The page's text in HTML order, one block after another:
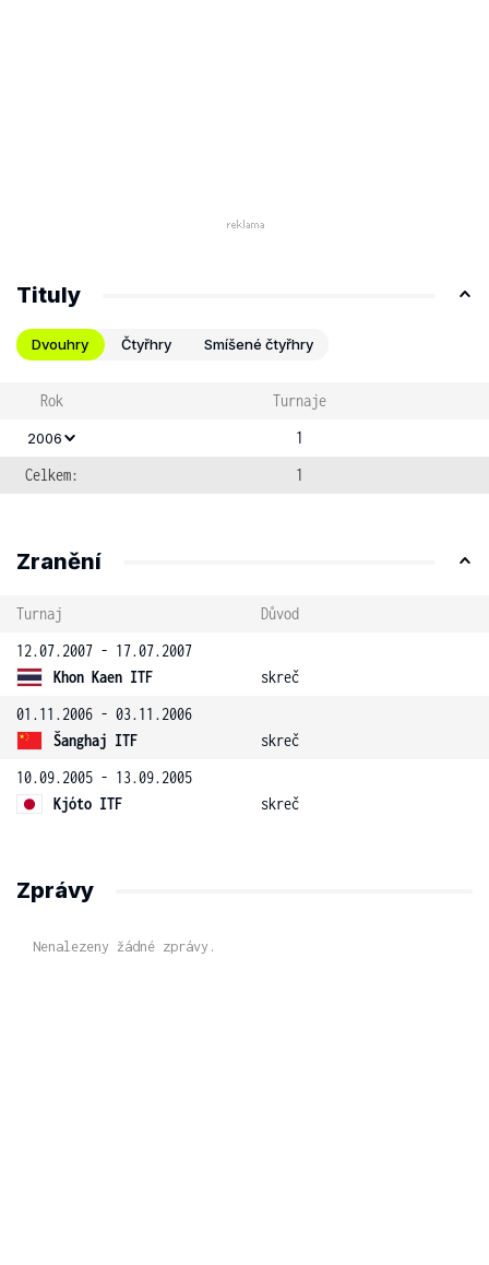
Tituly
Dvouhry Čtyřhry Smíšené čtyřhry
Rok Turnaje
2006
1
Celkem:
1
Zranění
Turnaj
Důvod
12.07.2007 - 17.07.2007
Khon Kaen ITF
skreč
01.11.2006 - 03.11.2006
Šanghaj ITF
skreč
10.09.2005 - 13.09.2005
Kjóto ITF
skreč
Zprávy
Nenalezeny žádné zprávy.